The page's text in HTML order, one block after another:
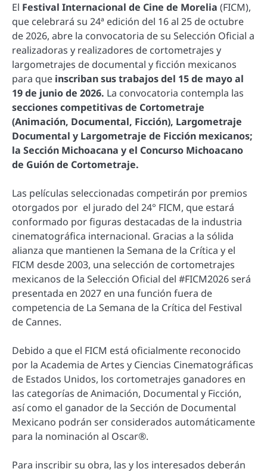
El Festival Internacional de Cine de Morelia (FICM),
que celebrará su 24ª edición del 16 al 25 de octubre
de 2026, abre la convocatoria de su Selección Oficial a
realizadoras y realizadores de cortometrajes y
largometrajes de documental y ficción mexicanos
para que inscriban sus trabajos del 15 de mayo al
19 de junio de 2026. La convocatoria contempla las
secciones competitivas de Cortometraje
(Animación, Documental, Ficción), Largometraje
Documental y Largometraje de Ficción mexicanos;
la Sección Michoacana y el Concurso Michoacano
de Guión de Cortometraje.
Las películas seleccionadas competirán por premios
otorgados por el jurado del 24° FICM, que estará
conformado por figuras destacadas de la industria
cinematográfica internacional. Gracias a la sólida
alianza que mantienen la Semana de la Crítica y el
FICM desde 2003, una selección de cortometrajes
mexicanos de la Selección Oficial del #FICM2026 será
presentada en 2027 en una función fuera de
competencia de La Semana de la Crítica del Festival
de Cannes.
Debido a que el FICM está oficialmente reconocido
por la Academia de Artes y Ciencias Cinematográficas
de Estados Unidos, los cortometrajes ganadores en
las categorías de Animación, Documental y Ficción,
así como el ganador de la Sección de Documental
Mexicano podrán ser considerados automáticamente
para la nominación al Oscar®.
Para inscribir su obra, las y los interesados ​​deberán